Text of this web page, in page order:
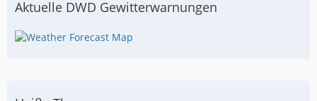
Aktuelle DWD Gewitterwarnungen